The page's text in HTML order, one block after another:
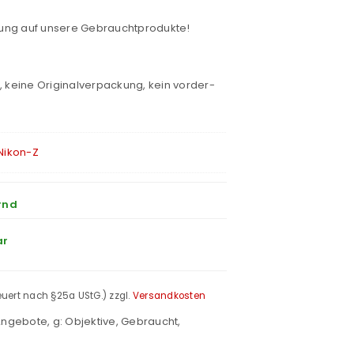
auf unsere Gebrauchtprodukte!
keine Originalverpackung, kein vorder-
Z
nach §25a UStG.) zzgl. Versandkosten
, g: Objektive, Gebraucht,